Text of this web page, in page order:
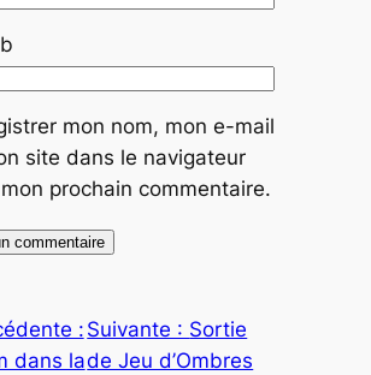
mon nom, mon e-mail
site dans le navigateur
prochain commentaire.
:
dans la
Suivante : Sortie
de Jeu d’Ombres